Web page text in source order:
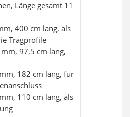
Länge gesamt 11
400 cm lang, als
Tragprofile
97,5 cm lang,
182 cm lang, für
110 cm lang, als